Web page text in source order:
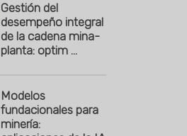
Gestión del
desempeño integral
de la cadena mina-
planta: optim ...
Modelos
fundacionales para
minería: